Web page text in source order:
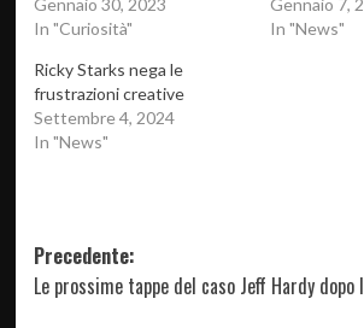
Gennaio 30, 2023
In "Curiosità"
Gennaio 7,
In "News"
Ricky Starks nega le
frustrazioni creative
Settembre 4, 2024
In "News"
Navigazione
articolo
Precedente:
Le prossime tappe del caso Jeff Hardy dopo